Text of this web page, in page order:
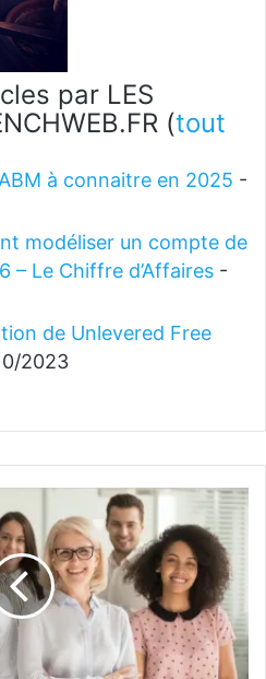
par LES
(tout
à connaitre en 2025 -
modéliser un compte de
– Le Chiffre d’Affaires -
de Unlevered Free
2023